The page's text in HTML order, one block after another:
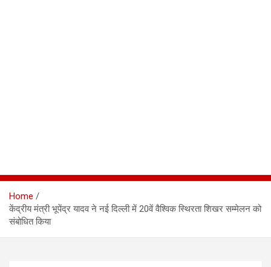
Home
केंद्रीय मंत्री भूपेंद्र यादव ने नई दिल्ली में 20वें वैश्विक स्थिरता शिखर सम्मेलन को
संबोधित किया